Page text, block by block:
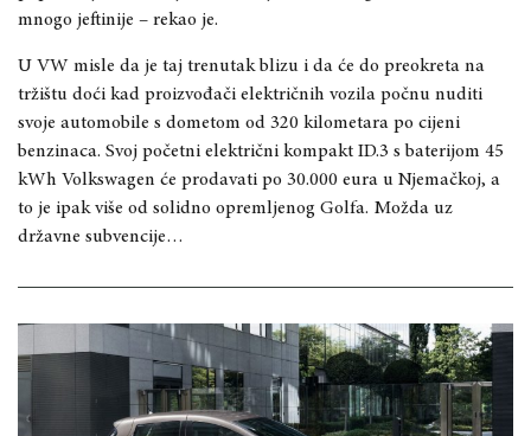
mnogo jeftinije – rekao je.
U VW misle da je taj trenutak blizu i da će do preokreta na
tržištu doći kad proizvođači električnih vozila počnu nuditi
svoje automobile s dometom od 320 kilometara po cijeni
benzinaca. Svoj početni električni kompakt ID.3 s baterijom 45
kWh Volkswagen će prodavati po 30.000 eura u Njemačkoj, a
to je ipak više od solidno opremljenog Golfa. Možda uz
državne subvencije…